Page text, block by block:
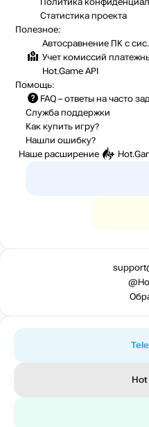
Статистика проекта
Полезное:
Автосравнение ПК с
Учет комиссий
Hot.Game API
Помощь:
FAQ – ответы на часто
Служба поддержки
Как купить игру?
Нашли ошибку?
Наше расширение
Hot